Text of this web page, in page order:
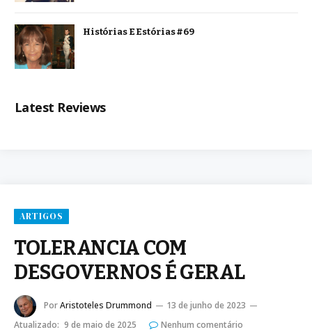
Histórias E Estórias #69
Latest Reviews
ARTIGOS
TOLERANCIA COM
DESGOVERNOS É GERAL
PorAristoteles Drummond
13 de junho de 2023
Atualizado: 9 de maio de 2025
Nenhum comentário